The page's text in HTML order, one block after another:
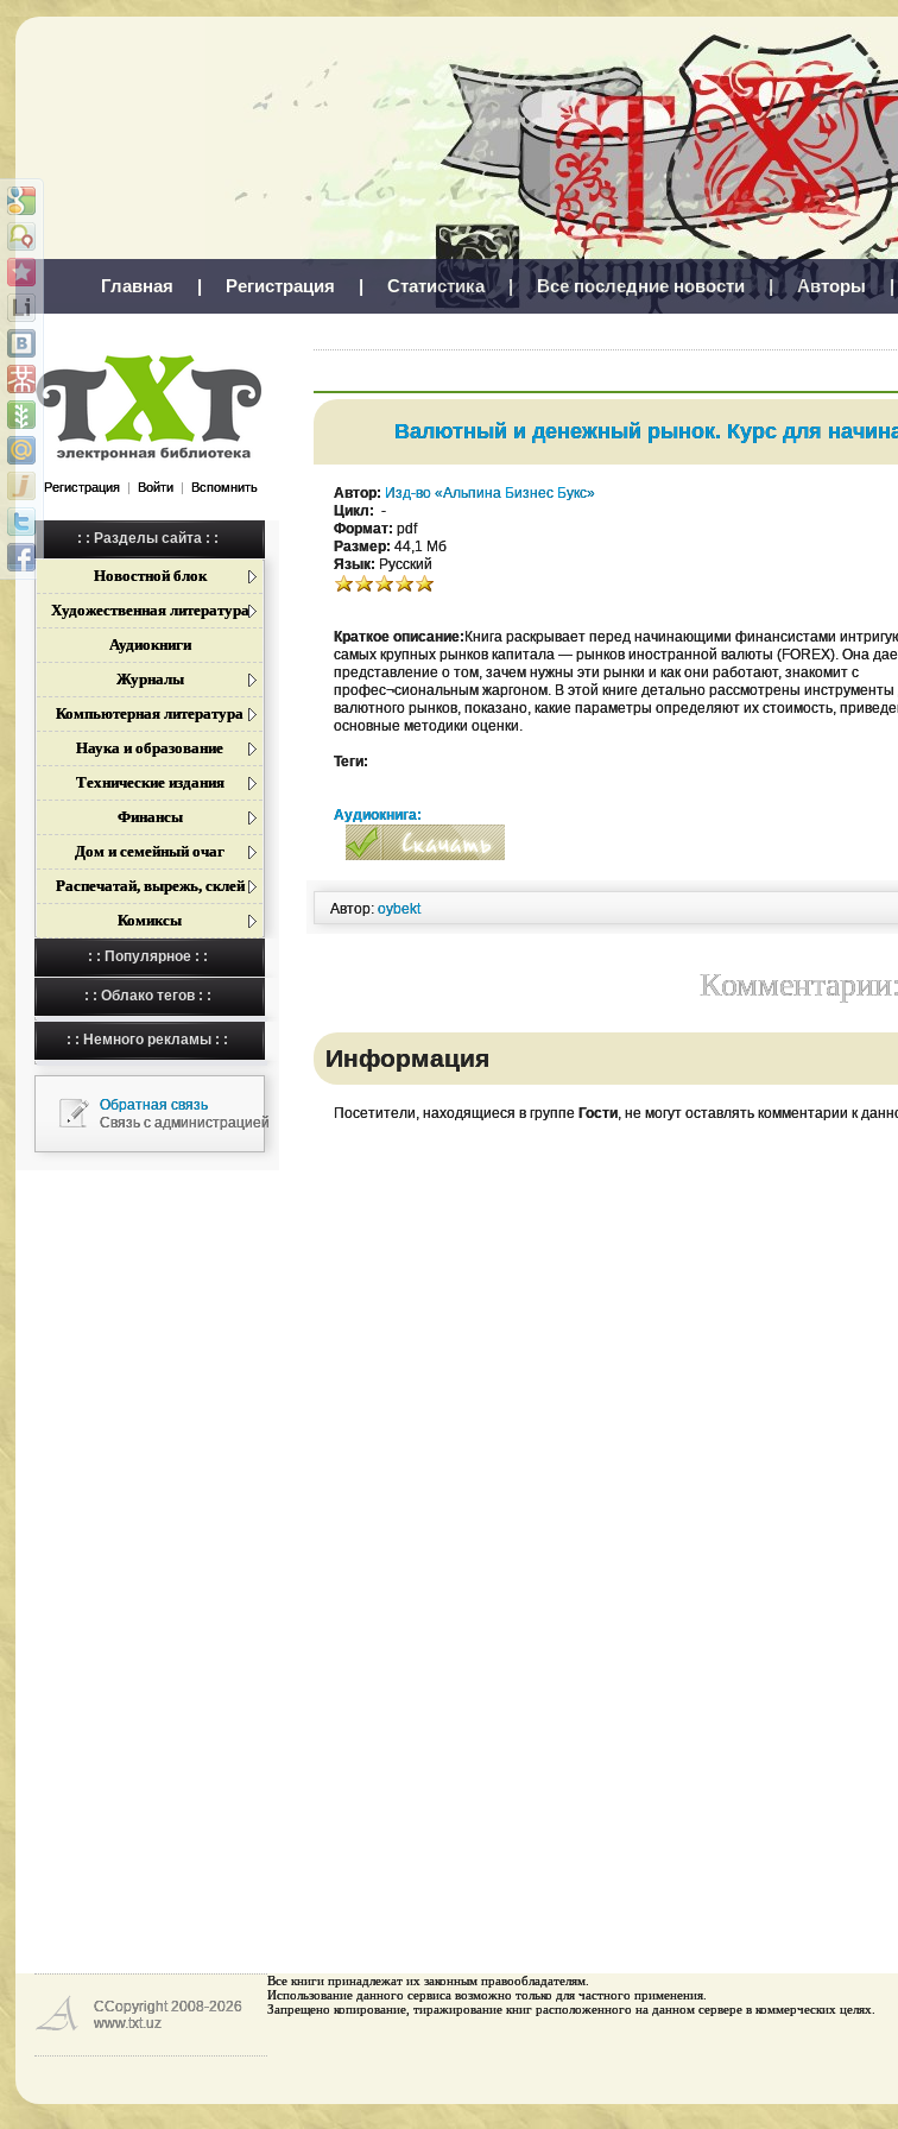
Главная | Регистрация | Статистика | Все последние новости | Авторы |
Регистрация | Войти | Вспомнить
: : Разделы сайта : :
Новостной блок
Художественная литература
Аудиокниги
Журналы
Компьютерная литература
Наука и образование
Технические издания
Финансы
Дом и семейный очаг
Распечатай, вырежь, склей
Комиксы
: : Популярное : :
: : Облако тегов : :
: : Немного рекламы : :
Обратная связь
Связь с администрацией
Валютный и денежный рынок. Курс для
Автор: Изд-во «Альпина Бизнес Букс»
Цикл: -
Формат: pdf
Размер: 44,1 Мб
Язык: Русский
Краткое описание: Книга раскрывает перед начинающими финансистами
самых крупных рынков капитала — рынков иностранной валюты (FOREX). Она
представление о том, зачем нужны эти рынки и как они работают, знакомит с
профес¬сиональным жаргоном. В этой книге детально рассмотрены инструменты
валютного рынков, показано, какие параметры определяют их стоимость,
основные методики оценки.
Теги:
Аудиокнига:
Автор:oybekt
Комментарии:
Информация
Посетители, находящиеся в группе Гости, не могут оставлять комментарии к
CCopyright 2008-2026
www.txt.uz
Все книги принадлежaт их законным правообладателям.
Использование данного сервиса возможно только для частного применения.
Запрещено копирование, тиражирование книг расположенного на данном сервере в коммерческих целях.